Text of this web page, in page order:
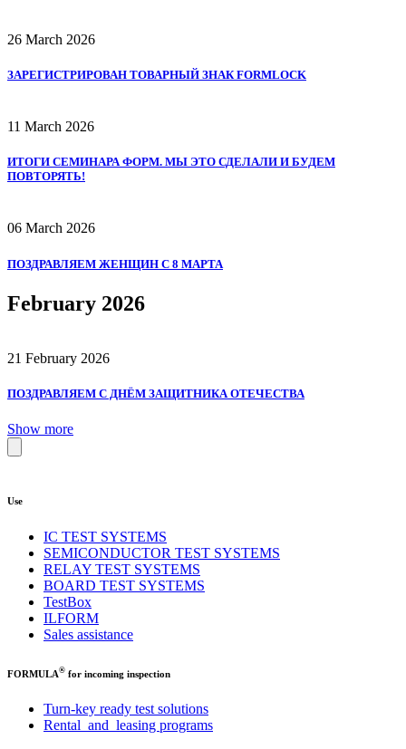
26 March 2026
ЗАРЕГИСТРИРОВАН ТОВАРНЫЙ ЗНАК FORMLOCK
11 March 2026
ИТОГИ СЕМИНАРА ФОРМ. МЫ ЭТО СДЕЛАЛИ И БУДЕМ
ПОВТОРЯТЬ!
06 March 2026
ПОЗДРАВЛЯЕМ ЖЕНЩИН С 8 МАРТА
February 2026
21 February 2026
ПОЗДРАВЛЯЕМ С ДНЁМ ЗАЩИТНИКА ОТЕЧЕСТВА
Show more
Use
IC TEST SYSTEMS
SEMICONDUCTOR TEST SYSTEMS
RELAY TEST SYSTEMS
BOARD TEST SYSTEMS
TestBox
ILFORM
Sales assistance
FORMULA® for incoming inspection
Turn-key ready test solutions
Rental and leasing programs